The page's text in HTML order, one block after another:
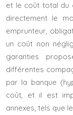
et le coût total du
directement le
emprunteur,
un coût non
garanties
différentes
par la banque
coût, et il est
annexes, tels que